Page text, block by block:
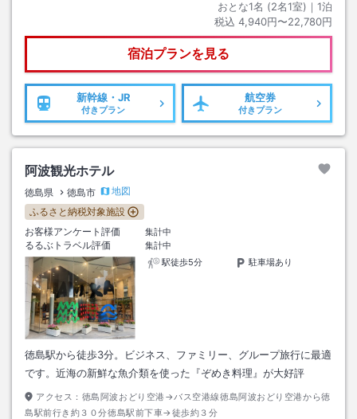
おとな1名 (2名1室)｜ 1泊
税込 4,940円〜22,780円
宿泊プランを見る
新幹線・JR
付きプラン
航空券
付きプラン
阿波観光ホテル
徳島県 徳島市
地図
ふるさと納税対象施設
お客様アンケート評価
集計中
るるぶトラベル評価
集計中
駅徒歩5分
駐車場あり
徳島駅から徒歩3分。ビジネス、ファミリー、グループ旅行に最適
です。近海の新鮮な魚介類を使った『ぞめき料理』が大好評
アクセス： 徳島阿波おどり空港→バス空港線徳島阿波おどり空港から徳
島駅前行き約３０分徳島駅前下車→徒歩約３分